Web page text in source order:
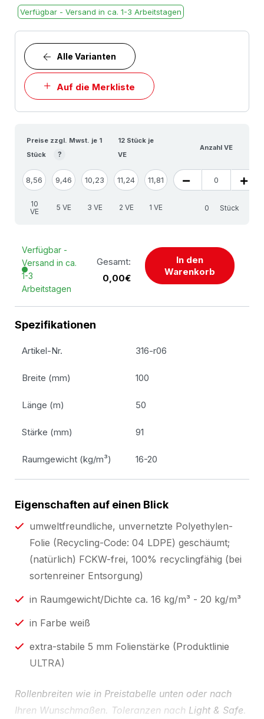
of
the
images
gallery
Verfügbar - Versand in ca. 1-3 Arbeitstagen
Auf die Merkliste
Alle Varianten
Preise zzgl. Mwst. je 1
Stück
?
12 Stück je
VE
Anzahl VE
8,56 9,46 10,23 11,24 11,81
10
VE
5 VE 3 VE 2 VE 1 VE Stück
Verfügbar -
Versand in ca.
1-3
Arbeitstagen
Gesamt:
0,00€
In den
Warenkorb
Spezifikationen
Artikel-Nr. 316-r06
Breite (mm) 100
Länge (m) 50
Stärke (mm) 91
Raumgewicht (kg/m³) 16-20
Eigenschaften auf einen Blick
umweltfreundliche, unvernetzte Polyethylen-
Folie (Recycling-Code: 04 LDPE) geschäumt;
(natürlich) FCKW-frei, 100% recyclingfähig (bei
sortenreiner Entsorgung)
in Raumgewicht/Dichte ca. 16 kg/m³ - 20 kg/m³
in Farbe weiß
extra-stabile 5 mm Folienstärke (Produktlinie
ULTRA)
Rollenbreiten wie in Preistabelle unten oder nach
Ihren Wunschmaßen. Toleranzen nach Light & Safe.